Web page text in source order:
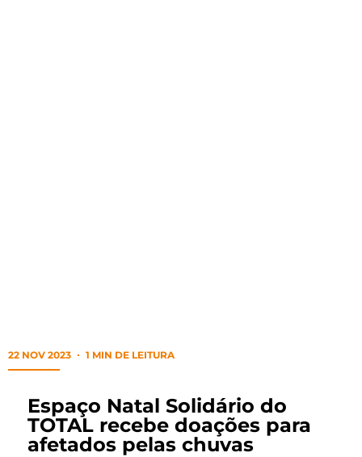
22 NOV 2023 1 MIN DE LEITURA
Espaço Natal Solidário do
TOTAL recebe doações para
afetados pelas chuvas